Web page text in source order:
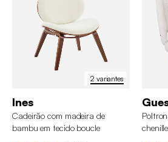
2 variantes
Ines
Cadeirão com madeira de
bambu em tecido boucle